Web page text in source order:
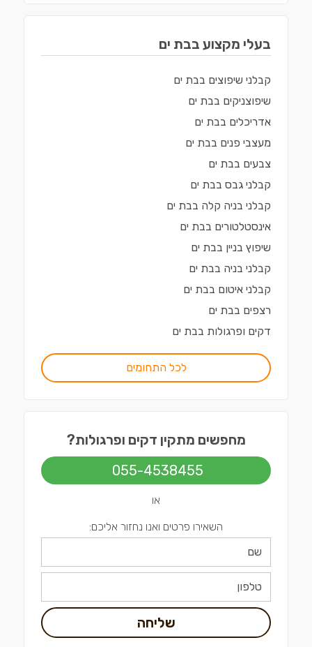
בעלי מקצוע בבת ים
קבלני שיפוצים בבת ים
שיפוצניקים בבת ים
אדריכלים בבת ים
מעצבי פנים בבת ים
צבעים בבת ים
קבלני גבס בבת ים
קבלני בניה קלה בבת ים
אינסטלטורים בבת ים
שיפוץ בניין בבת ים
קבלני בניה בבת ים
קבלני איטום בבת ים
רצפים בבת ים
דקים ופרגולות בבת ים
לכל התחומים
מחפשים מתקין דקים ופרגולות?
055-4538455
או
השאירו פרטים ואנו נחזור אליכם:
שליחה